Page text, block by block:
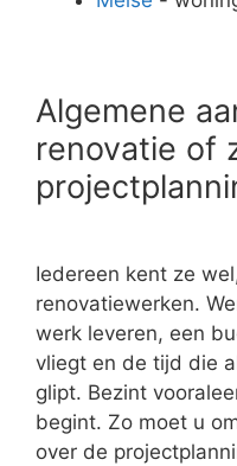
Algemene
renovatie of
Iedereen kent ze
renovatiewerken.
werk leveren, een
vliegt en de tijd die
glipt. Bezint
begint. Zo moet u
over de